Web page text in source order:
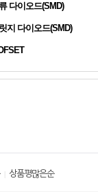
다이오드(SMD)
지 다이오드(SMD)
| 상품평많은순